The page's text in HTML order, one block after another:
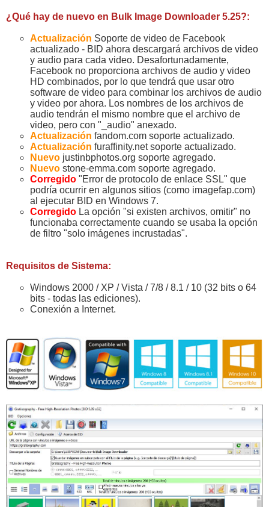
¿Qué hay de nuevo en Bulk Image Downloader 5.25?:
Actualización Soporte de video de Facebook
actualizado - BID ahora descargará archivos de video
y audio para cada video. Desafortunadamente,
Facebook no proporciona archivos de audio y video
HD combinados, por lo que tendrá que usar otro
software de video para combinar los archivos de audio
y video por ahora. Los nombres de los archivos de
audio tendrán el mismo nombre que el archivo de
video, pero con "_audio" anexado.
Actualización fandom.com soporte actualizado.
Actualización furaffinity.net soporte actualizado.
Nuevo justinbphotos.org soporte agregado.
Nuevo stone-emma.com soporte agregado.
Corregido "Error de protocolo de enlace SSL" que
podría ocurrir en algunos sitios (como imagefap.com)
al ejecutar BID en Windows 7.
Corregido La opción "si existen archivos, omitir" no
funcionaba correctamente cuando se usaba la opción
de filtro "solo imágenes incrustadas".
Requisitos de Sistema:
Windows 2000 / XP / Vista / 7/8 / 8.1 / 10 (32 bits o 64
bits - todas las ediciones).
Conexión a Internet.